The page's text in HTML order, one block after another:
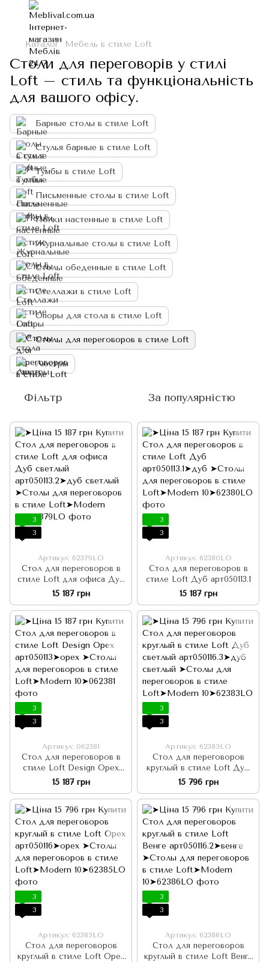
Каталог Мебель в стиле Loft
Столи для переговорів у стилі
Loft – стиль та функціональність
для вашого офісу.
Барные столы в стиле Loft
Стулья барные в стиле Loft
Тумбы в стиле Loft
Письменные столы в стиле Loft
Полки настенные в стиле Loft
Журнальные столы в стиле Loft
Столы обеденные в стиле Loft
Стеллажи в стиле Loft
Опоры для стола в стиле Loft
Столы для переговоров в стиле Loft
Люстры
Фільтр За популярністю
3
3
Артикул: 62379LO
Стол для переговоров в
стиле Loft для офиса Дуб
светлый арт050113.2
15 187 грн
3
3
Артикул: 62380LO
Стол для переговоров в
стиле Loft Дуб арт050113.1
15 187 грн
3
3
Артикул: 062381
Стол для переговоров в
стиле Loft Design Орех
арт050113
15 187 грн
3
3
Артикул: 62383LO
Стол для переговоров
круглый в стиле Loft Дуб
светлый арт050116.3
15 796 грн
3
3
Артикул: 62385LO
Стол для переговоров
круглый в стиле Loft Орех
3
3
Артикул: 62386LO
Стол для переговоров
круглый в стиле Loft Венге